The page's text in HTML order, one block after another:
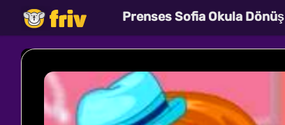
Prenses Sofia Okula Dönüş